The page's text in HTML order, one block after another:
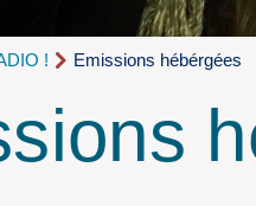
! Emissions hébérgées